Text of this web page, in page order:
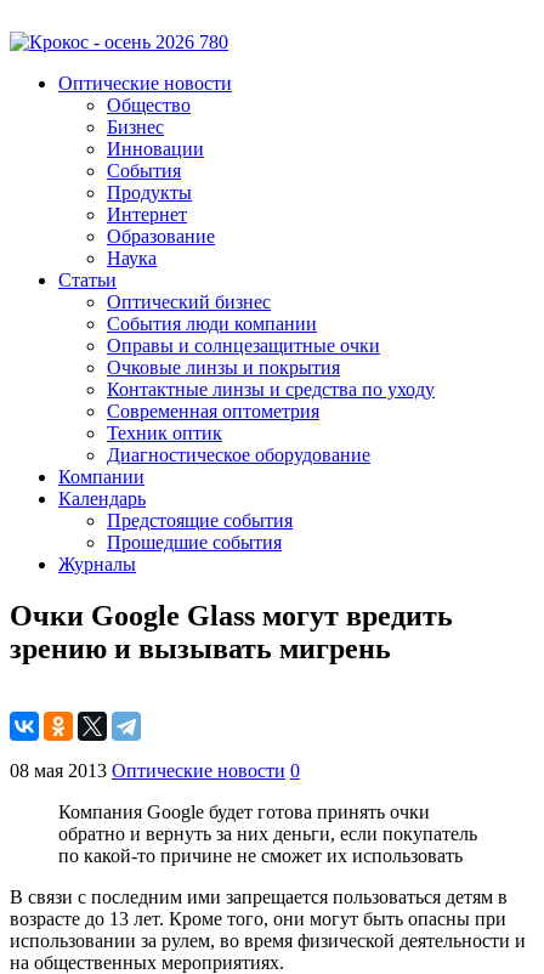
Оптические новости
Общество
Бизнес
Инновации
События
Продукты
Интернет
Образование
Наука
Статьи
Оптический бизнес
События люди компании
Оправы и солнцезащитные очки
Очковые линзы и покрытия
Контактные линзы и средства по уходу
Современная оптометрия
Техник оптик
Диагностическое оборудование
Компании
Календарь
Предстоящие события
Прошедшие события
Журналы
Очки Google Glass могут вредить
зрению и вызывать мигрень
08 мая 2013 Оптические новости 0
Компания Google будет готова принять очки
обратно и вернуть за них деньги, если покупатель
по какой-то причине не сможет их использовать
В связи с последним ими запрещается пользоваться детям в
возрасте до 13 лет. Кроме того, они могут быть опасны при
использовании за рулем, во время физической деятельности и
на общественных мероприятиях.